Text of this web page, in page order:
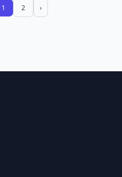
1 2 ›